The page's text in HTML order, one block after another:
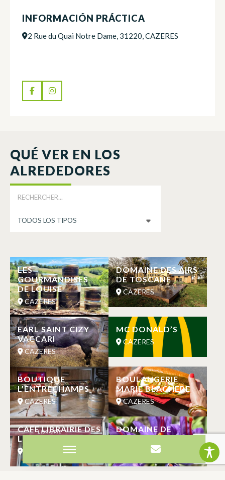
INFORMACIÓN PRÁCTICA
2 Rue du Quai Notre Dame, 31220, CAZERES
QUÉ VER EN LOS
ALREDEDORES
LES
GOURMANDISES
DE LOUISE
CAZERES
DOMAINE DES AIRS
DE TOSCANE
CAZERES
EARL SAINT CIZY
VACCARI
CAZERES
MC DONALD’S
CAZERES
BOUTIQUE
L’ENTRECHAMPS
CAZERES
BOULANGERIE
MARIE BLACHERE
CAZERES
CAFE LIBRAIRIE DES
LIVRES ET DELICES
DOMAINE DE
CAZERES